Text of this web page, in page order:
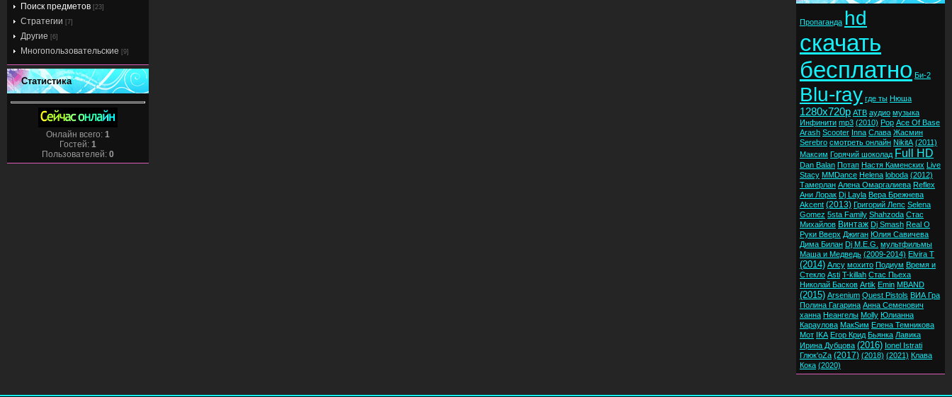
Поиск предметов [23]
Стратегии [7]
Другие [6]
Многопользовательские [9]
Статистика
Онлайн всего: 1
Гостей: 1
Пользователей: 0
Пропаганда hd
скачать
бесплатно Би-2
Blu-ray где ты Нюша
1280x720p ATB аудио музыка
Инфинити mp3 (2010) Pop Ace Of Base
Arash Scooter Inna Слава Жасмин
Serebro смотреть онлайн NikitA (2011)
Максим Горячий шоколад Full HD
Dan Balan Потап Настя Каменских Live
Stacy MMDance Helena loboda (2012)
Тамерлан Алена Омаргалиева Reflex
Ани Лорак Dj Layla Вера Брежнева
Akcent (2013) Григорий Лепс Selena
Gomez 5sta Family Shahzoda Стас
Михайлов Винтаж Dj Smash Real O
Руки Вверх Джиган Юлия Савичева
Дима Билан Dj M.E.G. мультфильмы
Маша и Медведь (2009-2014) Elvira T
(2014) Алсу мохито Подиум Время и
Стекло Asti T-killah Стас Пьеха
Николай Басков Artik Emin MBAND
(2015) Arsenium Quest Pistols ВИА Гра
Полина Гагарина Анна Семенович
ханна Неангелы Molly Юлианна
Караулова МакSим Елена Темникова
Мот IKA Егор Крид Бьянка Лавика
Ирина Дубцова (2016) Ionel Istrati
Глюк'oZa (2017) (2018) (2021) Клава
Кока (2020)